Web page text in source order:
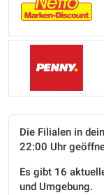
Die Filialen in
22:00 Uhr
Es gibt 16
und Umgebung.